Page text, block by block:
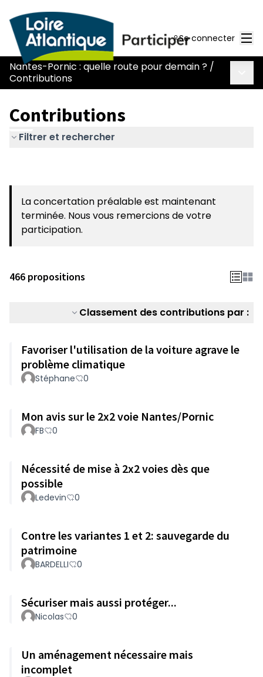
Se connecter
Nantes-Pornic : quelle route pour demain ? /
Contributions
Contributions
Filtrer et rechercher
La concertation préalable est maintenant
terminée. Nous vous remercions de votre
participation.
466 propositions
Classement des contributions par :
Favoriser l'utilisation de la voiture agrave le
problème climatique
Stéphane 0
Mon avis sur le 2x2 voie Nantes/Pornic
FB 0
Nécessité de mise à 2x2 voies dès que
possible
Ledevin 0
Contre les variantes 1 et 2: sauvegarde du
patrimoine
BARDELLI 0
Sécuriser mais aussi protéger...
Nicolas 0
Un aménagement nécessaire mais
incomplet